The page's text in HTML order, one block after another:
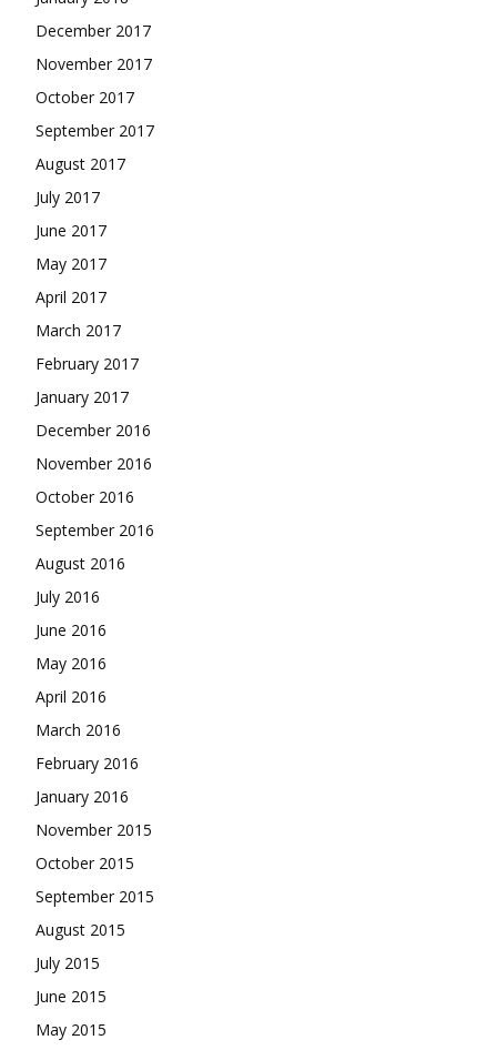
December 2017
November 2017
October 2017
September 2017
August 2017
July 2017
June 2017
May 2017
April 2017
March 2017
February 2017
January 2017
December 2016
November 2016
October 2016
September 2016
August 2016
July 2016
June 2016
May 2016
April 2016
March 2016
February 2016
January 2016
November 2015
October 2015
September 2015
August 2015
July 2015
June 2015
May 2015